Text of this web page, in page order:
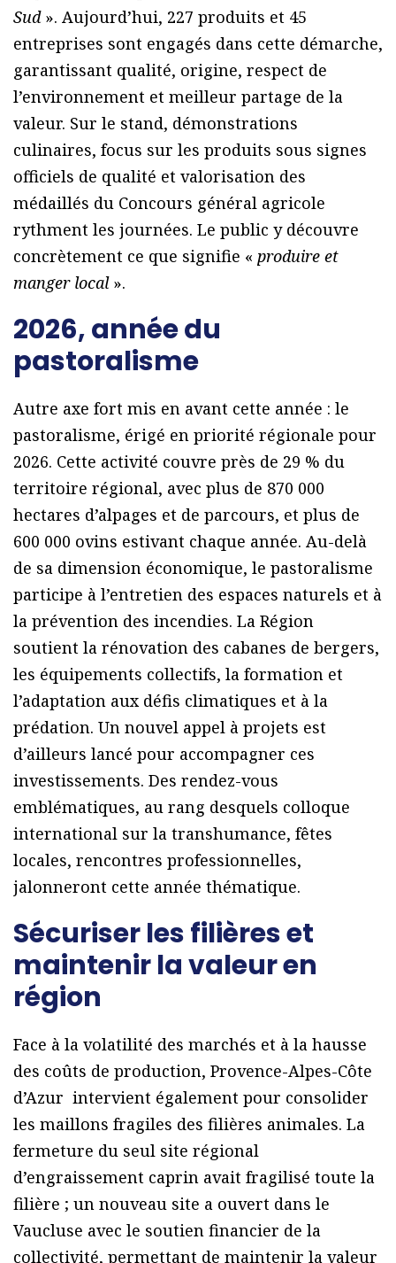
Sud». Aujourd’hui, 227 produits et 45
entreprises sont engagés dans cette démarche,
garantissant qualité, origine, respect de
l’environnement et meilleur partage de la
valeur. Sur le stand, démonstrations
culinaires, focus sur les produits sous signes
officiels de qualité et valorisation des
médaillés du Concours général agricole
rythment les journées. Le public y découvre
concrètement ce que signifie « produire et
manger local».
2026, année du
pastoralisme
Autre axe fort mis en avant cette année : le
pastoralisme, érigé en priorité régionale pour
2026. Cette activité couvre près de 29 % du
territoire régional, avec plus de 870 000
hectares d’alpages et de parcours, et plus de
600 000 ovins estivant chaque année. Au-delà
de sa dimension économique, le pastoralisme
participe à l’entretien des espaces naturels et à
la prévention des incendies. La Région
soutient la rénovation des cabanes de bergers,
les équipements collectifs, la formation et
l’adaptation aux défis climatiques et à la
prédation. Un nouvel appel à projets est
d’ailleurs lancé pour accompagner ces
investissements. Des rendez-vous
emblématiques, au rang desquels colloque
international sur la transhumance, fêtes
locales, rencontres professionnelles,
jalonneront cette année thématique.
Sécuriser les filières et
maintenir la valeur en
région
Face à la volatilité des marchés et à la hausse
des coûts de production, Provence-Alpes-Côte
d’Azur intervient également pour consolider
les maillons fragiles des filières animales. La
fermeture du seul site régional
d’engraissement caprin avait fragilisé toute la
filière ; un nouveau site a ouvert dans le
Vaucluse avec le soutien financier de la
collectivité, permettant de maintenir la valeur